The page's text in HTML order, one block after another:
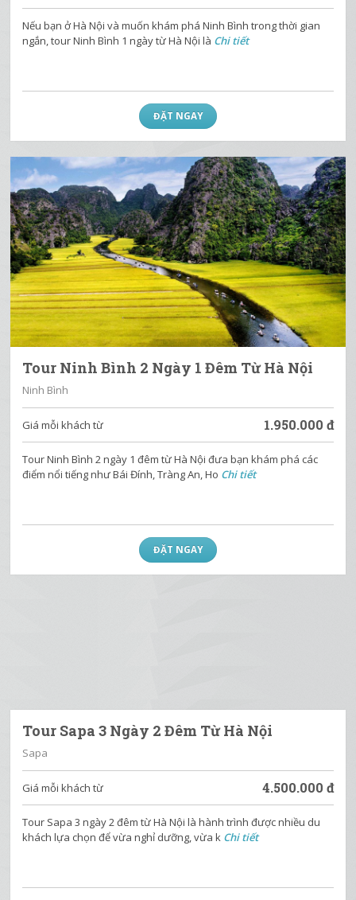
Nếu bạn ở Hà Nội và muốn khám phá Ninh Bình trong thời gian
ngắn, tour Ninh Bình 1 ngày từ Hà Nội là Chi tiết
ĐẶT NGAY
Tour Ninh Bình 2 Ngày 1 Đêm Từ Hà Nội
Ninh Bình
Giá mỗi khách từ 1.950.000 đ
Tour Ninh Bình 2 ngày 1 đêm từ Hà Nội đưa bạn khám phá các
điểm nổi tiếng như Bái Đính, Tràng An, Ho Chi tiết
ĐẶT NGAY
Tour Sapa 3 Ngày 2 Đêm Từ Hà Nội
Giá mỗi khách từ 4.500.000đ